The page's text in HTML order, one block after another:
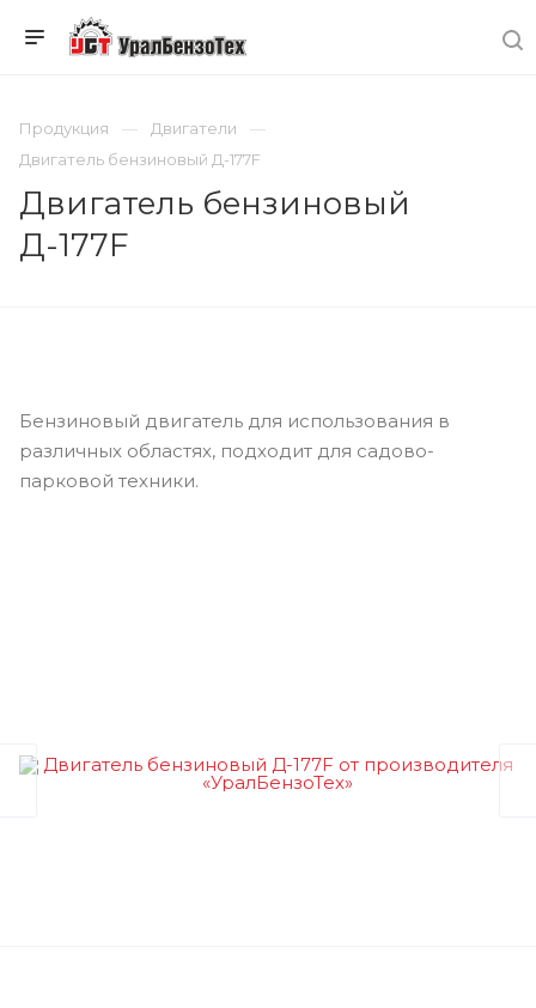
Продукция
Двигатели
Двигатель бензиновый Д-177F
Двигатель бензиновый
Д-177F
Бензиновый двигатель для использования в
различных областях, подходит для садово-
парковой техники.